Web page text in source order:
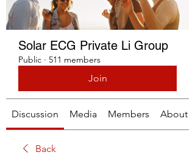
Solar ECG Private Li Group
Public · 511 members
Join
Discussion Media Members About
Back